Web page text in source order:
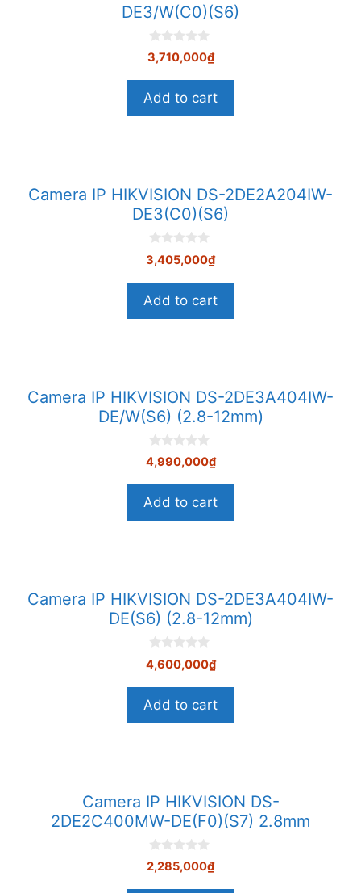
DE3/W(C0)(S6)
0
n
à
5
3,710,000₫
Add to cart
Camera IP HIKVISION DS-2DE2A204IW-
DE3(C0)(S6)
0
n
à
5
3,405,000₫
Add to cart
Camera IP HIKVISION DS-2DE3A404IW-
DE/W(S6) (2.8-12mm)
0
n
à
5
4,990,000₫
Add to cart
Camera IP HIKVISION DS-2DE3A404IW-
DE(S6) (2.8-12mm)
0
n
à
5
4,600,000₫
Add to cart
Camera IP HIKVISION DS-
2DE2C400MW-DE(F0)(S7) 2.8mm
0
n
2,285,000₫